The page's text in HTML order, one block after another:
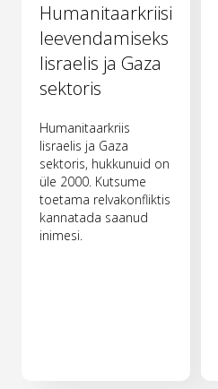
Humanitaarkriisi
leevendamiseks
Iisraelis ja Gaza
sektoris
Humanitaarkriis
Iisraelis ja Gaza
sektoris, hukkunuid on
üle 2000. Kutsume
toetama relvakonfliktis
kannatada saanud
inimesi.